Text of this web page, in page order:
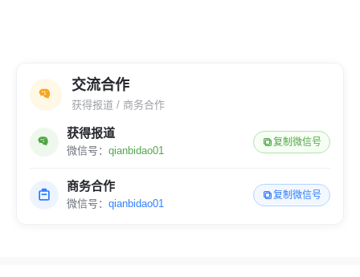
交流合作
获得报道 / 商务合作
获得报道
微信号： qianbidao01
复制微信号
商务合作
微信号： qianbidao01
复制微信号